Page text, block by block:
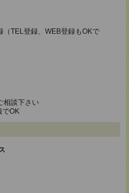
TEL登録、WEB登録もOKで
相談下さい
でOK